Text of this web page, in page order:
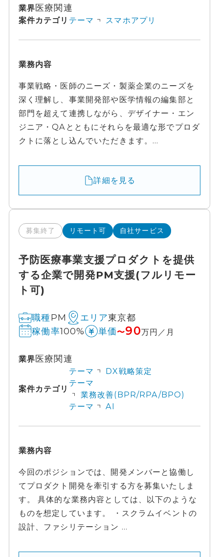
業界医療関連
案件カテゴリ テーマ スマホアプリ
業務内容
事業戦略・医師のニーズ・製薬企業のニーズを
深く理解し、事業開発部や医学情報の編集部と
部門を超えて連携しながら、デザイナー・エン
ジニア・QAとともにそれらを最適な形でプロダ
クトに落とし込んでいただきます。...
詳細を見る
募集終了 リモート可 自社サービス
予防医療事業支援プロダクトを提供
する企業で開発PM支援(フルリモー
ト可)
職種PM エリア東京都
稼働率100% 単価〜90万円／月
業界医療関連
案件カテゴリ
テーマ
DX戦略策定
テーマ
業務改善(BPR/RPA/BPO)
テーマ
AI
業務内容
今回のポジションでは、開発メンバーと協働し
てプロダクト開発を牽引する方を募集いたしま
す。 具体的な業務内容としては、以下のような
ものを想定しています。 ・スクラムイベントの
設計、ファシリテーション ...